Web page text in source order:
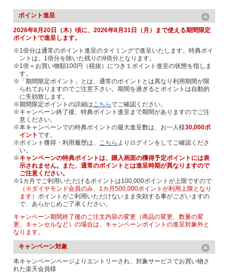
ポイント進呈
2026年8月20日（木）頃に、2026年8月31日（月）まで使える期間限定
ポイントで進呈します。
※1倍分は通常のポイント進呈のタイミングで進呈いたします。特典ポイ
ントは、1倍分を除いた残りの9倍分となります。
※1倍＝お買い物額100円（税抜）につき１ポイント進呈の状態を指しま
す。
※「期間限定ポイント」とは、通常のポイントとは異なり利用期間が限
られておりますのでご注意下さい。期間を過ぎるとポイントは自動的
に失効致します。
※期間限定ポイントの詳細はこちらでご確認ください。
※キャンペーン終了後、特典ポイント進呈まで期間がありますのでご注
意ください。
※本キャンペーンでの特典ポイントの最大進呈数は、お一人様30,000ポ
イントです。
※ポイント獲得・利用履歴は、 こちら よりログインをしてご確認くださ
い。
※キャンペーンの特典ポイントは、購入画面の獲得予定ポイントには表
示されません。また、通常のポイントとは進呈時期が異なりますので
ご注意ください。
※1カ月でご利用いただけるポイントは100,000ポイントが上限ですので
（※ダイヤモンド会員のみ、1カ月500,000ポイントが利用上限となり
ます） ポイントがご利用いただけないまま失効する事がございますの
で、あらかじめご了承ください。
キャンペーン期間終了後のご注文内容の変更（商品の変更、数量の変
更、キャンセルなど）の場合は、キャンペーンポイントの進呈対象外と
なります。
キャンペーン対象
本キャンペーンページよりエントリーされ、対象サービスでお買い物さ
れた楽天会員様